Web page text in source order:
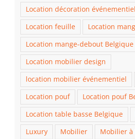
Location décoration
Location feuille
Location
Location mange-debout Belgique
Location mobilier design
location mobilier événementiel
Location pouf
Location pouf
Location table basse Belgique
Luxury
Mobilier
Mobilier à